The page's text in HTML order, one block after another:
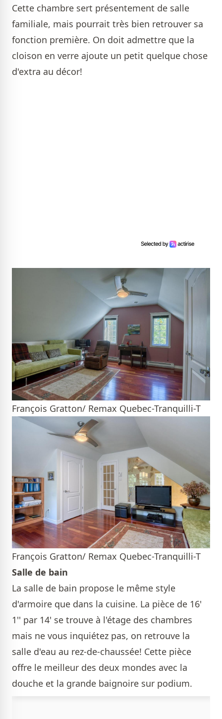
Cette chambre sert présentement de salle
familiale, mais pourrait très bien retrouver sa
fonction première. On doit admettre que la
cloison en verre ajoute un petit quelque chose
d'extra au décor!
François Gratton/ Remax Quebec-Tranquilli-T
François Gratton/ Remax Quebec-Tranquilli-T
Salle de bain
La salle de bain propose le même style
d'armoire que dans la cuisine. La pièce de 16'
1'' par 14' se trouve à l'étage des chambres
mais ne vous inquiétez pas, on retrouve la
salle d'eau au rez-de-chaussée! Cette pièce
offre le meilleur des deux mondes avec la
douche et la grande baignoire sur podium.